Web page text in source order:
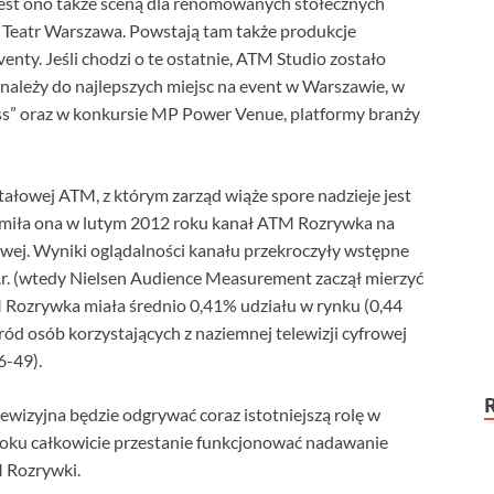
Warszawa. Powstają tam także produkcje
Jeśli chodzi o te ostatnie, ATM Studio zostało
do najlepszych miejsc na event w Warszawie, w
oraz w konkursie MP Power Venue, platformy branży
ATM, z którym zarząd wiąże spore nadzieje jest
ona w lutym 2012 roku kanał ATM Rozrywka na
Wyniki oglądalności kanału przekroczyły wstępne
(wtedy Nielsen Audience Measurement zaczął mierzyć
miała średnio 0,41% udziału w rynku (0,44
osób korzystających z naziemnej telewizji cyfrowej
49).
będzie odgrywać coraz istotniejszą rolę w
całkowicie przestanie funkcjonować nadawanie
Rozrywki.